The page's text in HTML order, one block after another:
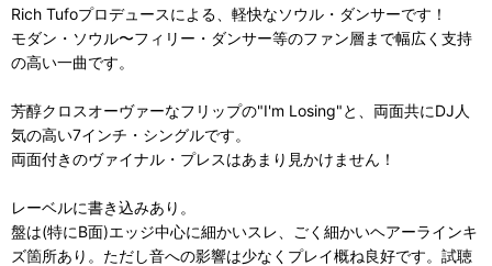
Rich Tufoプロデュースによる、軽快なソウル・ダンサーです！
モダン・ソウル〜フィリー・ダンサー等のファン層まで幅広く支持
の高い一曲です。
芳醇クロスオーヴァーなフリップの"I'm Losing"と、両面共にDJ人
気の高い7インチ・シングルです。
両面付きのヴァイナル・プレスはあまり見かけません！
レーベルに書き込みあり。
盤は(特にB面)エッジ中心に細かいスレ、ごく細かいヘアーラインキ
ズ箇所あり。ただし音への影響は少なくプレイ概ね良好です。試聴